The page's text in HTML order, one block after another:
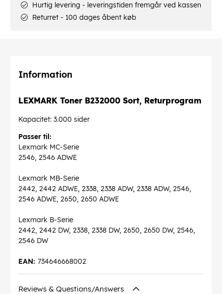
Hurtig levering - leveringstiden fremgår ved kassen
Returret - 100 dages åbent køb
Information
LEXMARK Toner B232000 Sort, Returprogram
Kapacitet: 3.000 sider
Passer til:
Lexmark MC-Serie
2546, 2546 ADWE
Lexmark MB-Serie
2442, 2442 ADWE, 2338, 2338 ADW, 2338 ADW, 2546,
2546 ADWE, 2650, 2650 ADWE
Lexmark B-Serie
2442, 2442 DW, 2338, 2338 DW, 2650, 2650 DW, 2546,
2546 DW
734646668002
EAN:
Reviews & Questions/Answers